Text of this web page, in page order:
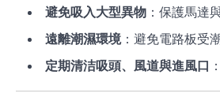
避免吸入大型異物 ：保護馬達
遠離潮濕環境：避免電路板受
定期清洁吸頭、風道與進風口